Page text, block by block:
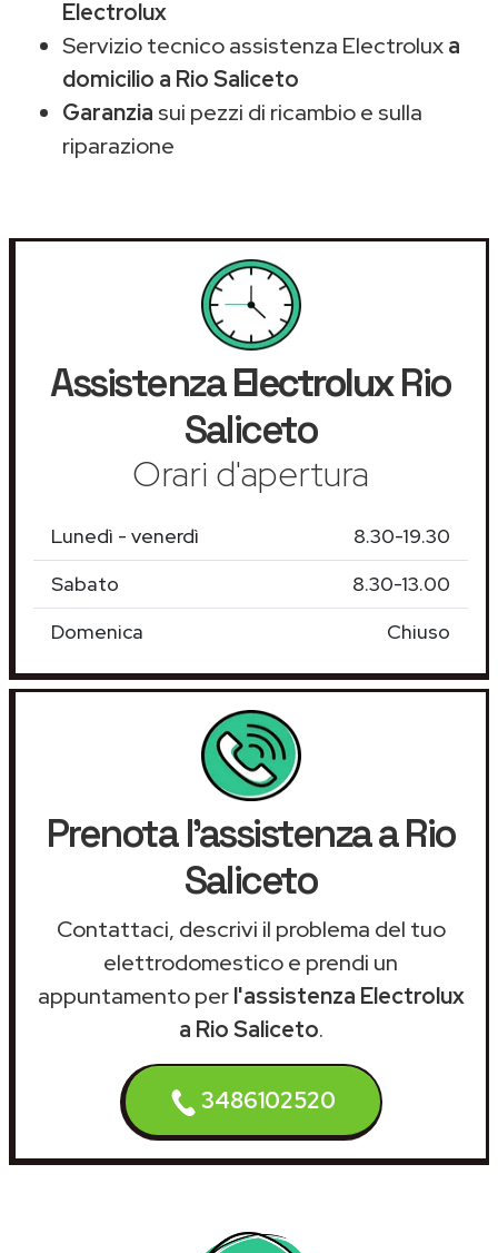
Electrolux
Servizio tecnico assistenza Electroluxa
domicilio a Rio Saliceto
Garanzia sui pezzi di ricambio e sulla
riparazione
AssistenzaElectroluxRio
Saliceto
Orari d'apertura
Lunedì - venerdì
8.30-19.30
Sabato
8.30-13.00
Domenica
Chiuso
Prenota l'assistenza a Rio
Saliceto
Contattaci, descrivi il problema del tuo
elettrodomestico e prendi un
appuntamento perl'assistenza Electrolux
a Rio Saliceto.
3486102520